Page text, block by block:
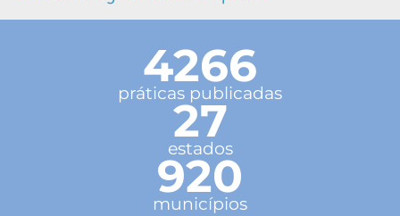
4266
práticas publicadas
27
estados
920
municípios